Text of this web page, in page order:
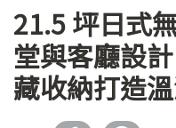
21.5 坪日式
堂與客廳設
藏收納打造